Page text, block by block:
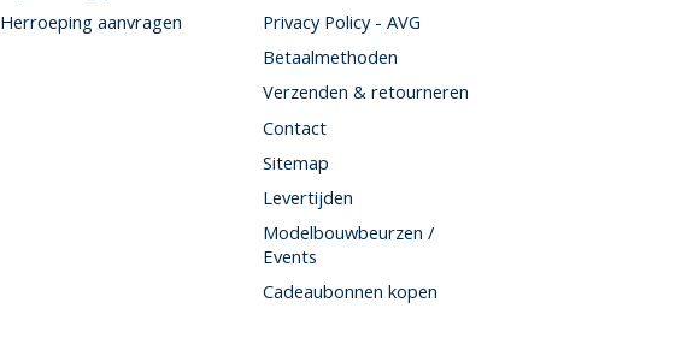
Herroeping aanvragen
Privacy Policy - AVG
Betaalmethoden
Verzenden & retourneren
Contact
Sitemap
Levertijden
Modelbouwbeurzen /
Events
Cadeaubonnen kopen